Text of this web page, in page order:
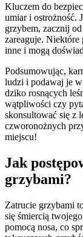
Kluczem do
umiar i ostrożność.
grzybem, zacznij
zareaguje.
inne i mogą
Podsumowując,
ludzi i podawaj je
dziko rosnących
wątpliwości czy
skonsultować się z
czworonożnych
miejscu!
Jak
grzybami?
Zatrucie grzybami
się śmiercią
pomocą nosa, co